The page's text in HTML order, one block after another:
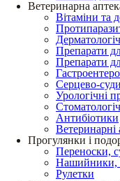
Ветеринарна
Вітаміни та
Препарати
Препарати
Серцево-
Урологічні
Антибіотики
Ветеринарні
Прогулянки і
Переноски,
Нашийники,
Рулетки